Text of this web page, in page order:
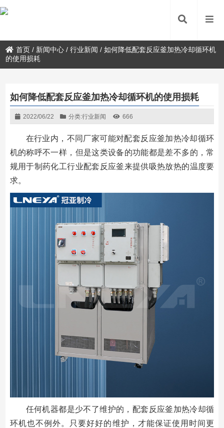
首页 / 新闻中心 /行业新闻 /如何降低配套反应釜加热冷却循环机
的使用损耗
如何降低配套反应釜加热冷却循环机的使用损耗
2022/06/22 分类:行业新闻 666
在行业内，不同厂家可能对配套反应釜加热冷却循环
机的称呼不一样，但是这类设备的功能都是差不多的，常
规用于制药化工行业配套反应釜来提供吸热放热的温度要
求。
任何机器都是少不了维护的，配套反应釜加热冷却循
环机也不例外。只要好好的维护，才能保证使用时间更